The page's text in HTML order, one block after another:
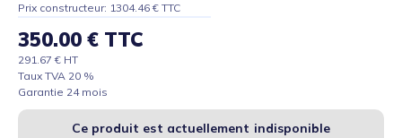
Prix constructeur: 1304.46 € TTC
350.00 € TTC
291.67 € HT
Taux TVA 20 %
Garantie 24 mois
Ce produit est actuellement indisponible